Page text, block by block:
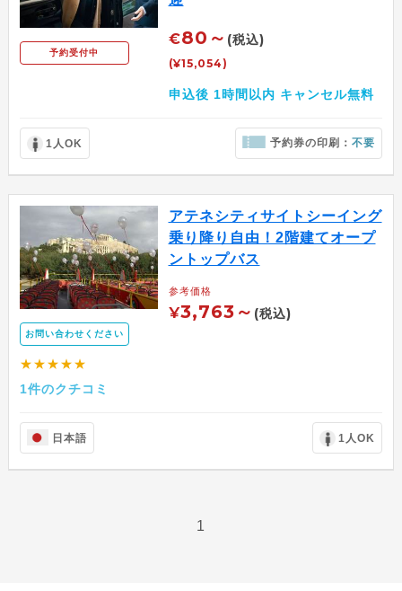
予約受付中
€80～ (税込)
(¥15,054)
申込後 1時間以内 キャンセル無料
1人OK 予約券の印刷：不要
お問い合わせください
★★★★★
1件のクチコミ
アテネシティサイトシーイング
乗り降り自由！2階建てオープ
ントップバス
参考価格
¥3,763～ (税込)
日本語 1人OK
1